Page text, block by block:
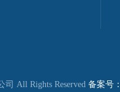
All Rights Reserved 备案号